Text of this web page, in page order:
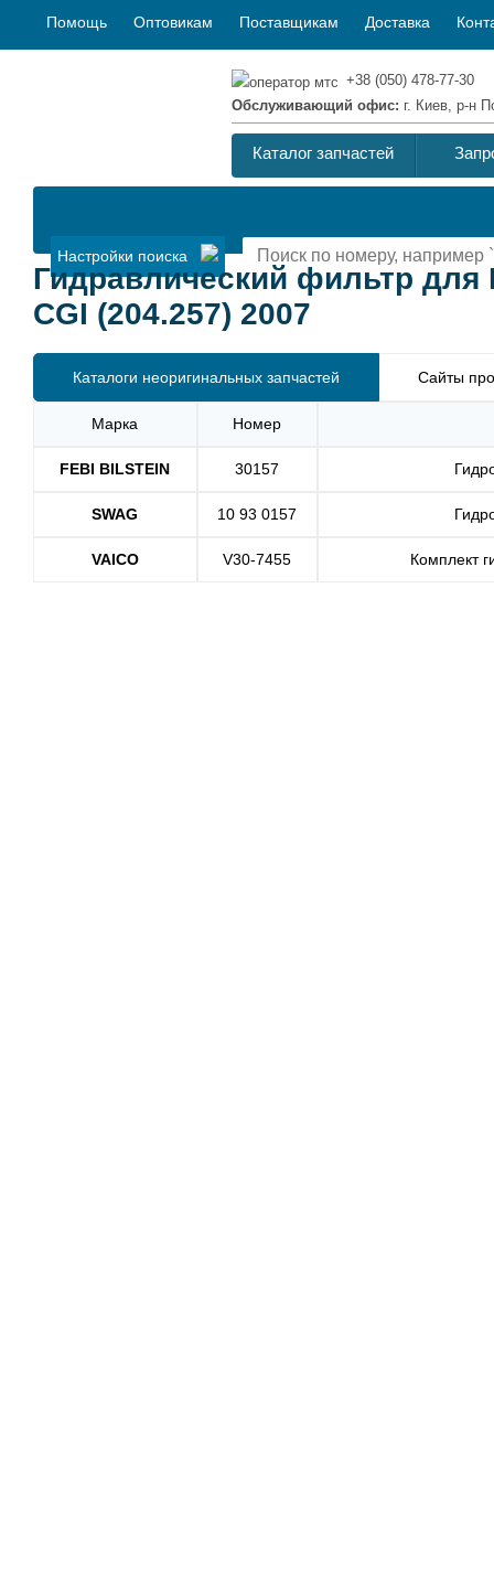
Помощь Оптовикам Поставщикам Доставка
+38 (050) 478-77-30
Обслуживающий офис: г. Киев, р-н
Каталог запчастей
Настройки поиска
Гидравлический фильтр для
CGI (204.257) 2007
Каталоги неоригинальных запчастей Сайты
Марка Номер
FEBI BILSTEIN 30157
SWAG 10 93 0157
VAICO V30-7455 Комплект